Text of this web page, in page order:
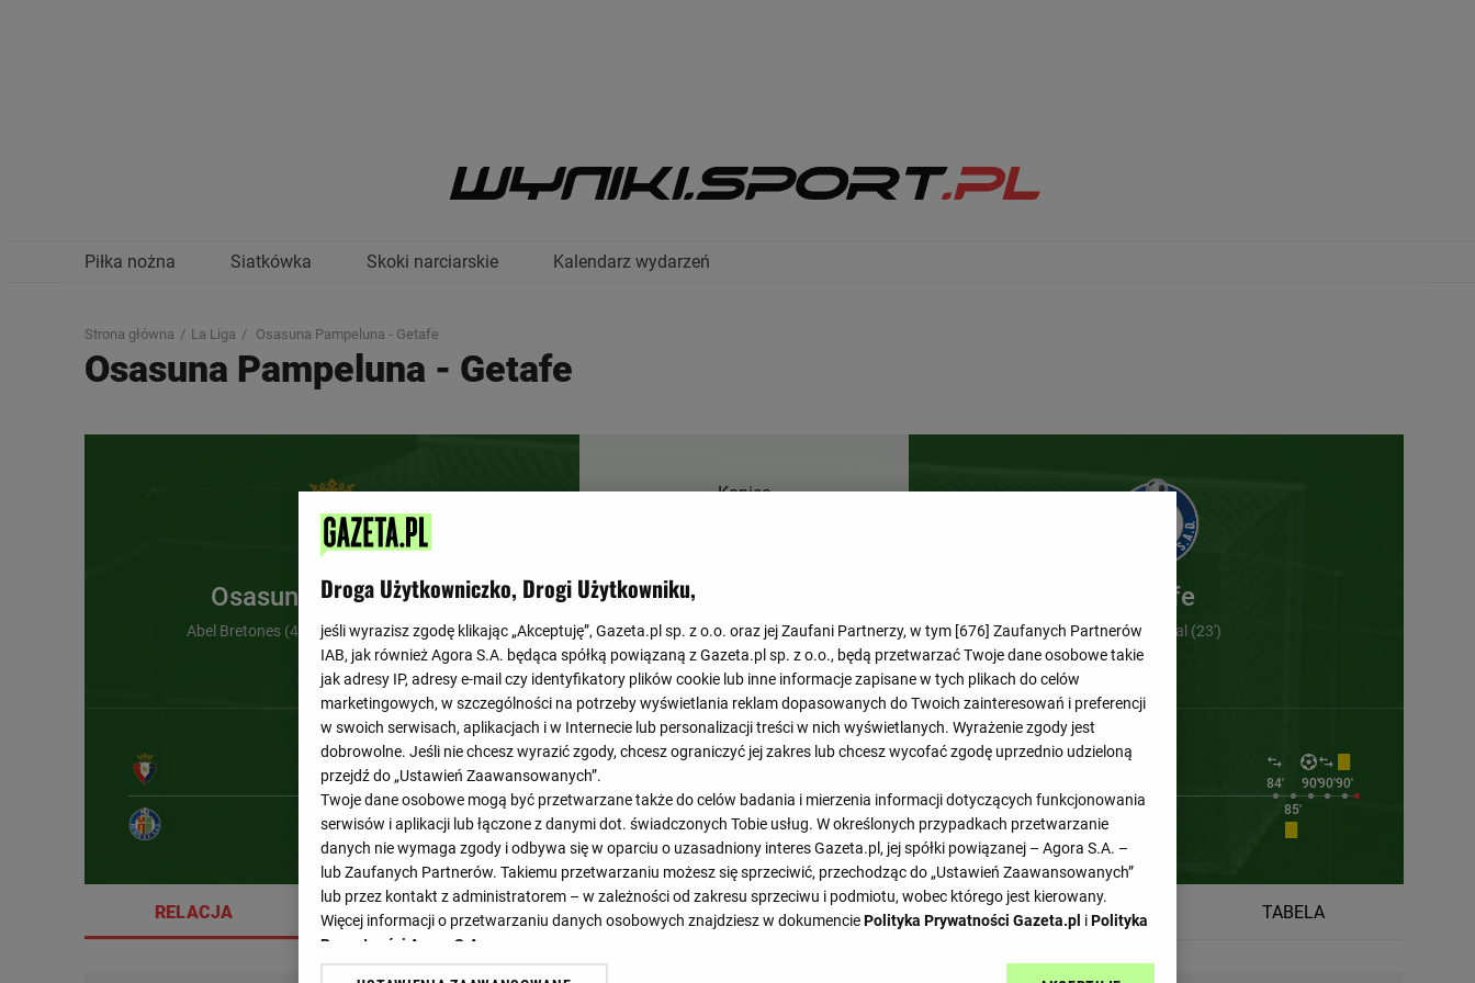
Piłka nożna Siatkówka Skoki narciarskie Kalendarz wydarzeń
Strona główna La Liga Osasuna Pampeluna - Getafe
Osasuna Pampeluna - Getafe
Osasuna Pampeluna
Abel Bretones (45') , Alejandro Catena (90')
Koniec
Getafe
Borja Mayoral (23')
23'
37'
84' 90'90'90'
46'46' 65'66' 74' 85'
RELACJA SZCZEGÓŁY SKŁADY STATYSTYKI TERMINARZ TABELA
Droga Użytkowniczko, Drogi Użytkowniku,
jeśli wyrazisz zgodę klikając „Akceptuję”, Gazeta.pl sp. z o.o. oraz jej Zaufani Partnerzy, w tym [676] Zaufanych Partnerów
IAB, jak również Agora S.A. będąca spółką powiązaną z Gazeta.pl sp. z o.o., będą przetwarzać Twoje dane osobowe takie
jak adresy IP, adresy e-mail czy identyfikatory plików cookie lub inne informacje zapisane w tych plikach do celów
marketingowych, w szczególności na potrzeby wyświetlania reklam dopasowanych do Twoich zainteresowań i preferencji
w swoich serwisach, aplikacjach i w Internecie lub personalizacji treści w nich wyświetlanych. Wyrażenie zgody jest
dobrowolne. Jeśli nie chcesz wyrazić zgody, chcesz ograniczyć jej zakres lub chcesz wycofać zgodę uprzednio udzieloną
przejdź do „Ustawień Zaawansowanych”.
Twoje dane osobowe mogą być przetwarzane także do celów badania i mierzenia informacji dotyczących funkcjonowania
serwisów i aplikacji lub łączone z danymi dot. świadczonych Tobie usług. W określonych przypadkach przetwarzanie
danych nie wymaga zgody i odbywa się w oparciu o uzasadniony interes Gazeta.pl, jej spółki powiązanej – Agora S.A. –
lub Zaufanych Partnerów. Takiemu przetwarzaniu możesz się sprzeciwić, przechodząc do „Ustawień Zaawansowanych”
lub przez kontakt z administratorem – w zależności od zakresu sprzeciwu i podmiotu, wobec którego jest kierowany.
Więcej informacji o przetwarzaniu danych osobowych znajdziesz w dokumenciePolityka Prywatności Gazeta.pl iPolityka
Prywatności Agora S.A.